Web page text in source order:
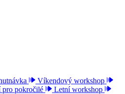
Víkendový workshop
pro pokročilé Letní workshop